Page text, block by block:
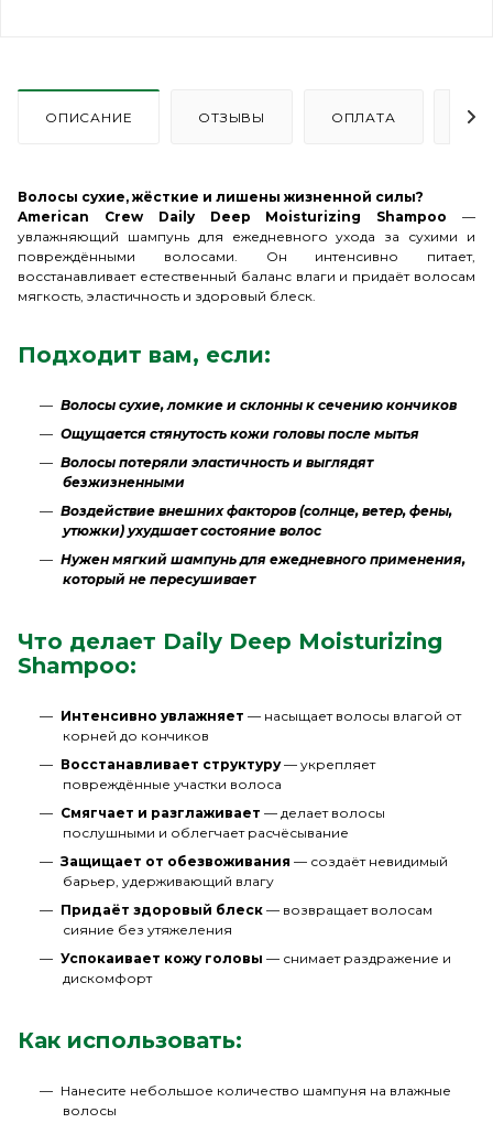
ОПИСАНИЕ ОТЗЫВЫ ОПЛАТА
Волосы сухие, жёсткие и лишены жизненной силы?
American Crew Daily Deep Moisturizing Shampoo —
увлажняющий шампунь для ежедневного ухода за сухими и
повреждёнными волосами. Он интенсивно питает,
восстанавливает естественный баланс влаги и придаёт волосам
мягкость, эластичность и здоровый блеск.
Подходит вам, если:
Волосы сухие, ломкие и склонны к сечению кончиков
Ощущается стянутость кожи головы после мытья
Волосы потеряли эластичность и выглядят
безжизненными
Воздействие внешних факторов (солнце, ветер, фены,
утюжки) ухудшает состояние волос
Нужен мягкий шампунь для ежедневного применения,
который не пересушивает
Что делает Daily Deep Moisturizing
Shampoo:
Интенсивно увлажняет — насыщает волосы влагой от
корней до кончиков
Восстанавливает структуру— укрепляет
повреждённые участки волоса
Смягчает и разглаживает — делает волосы
послушными и облегчает расчёсывание
Защищает от обезвоживания — создаёт невидимый
барьер, удерживающий влагу
Придаёт здоровый блеск — возвращает волосам
сияние без утяжеления
Успокаивает кожу головы — снимает раздражение и
дискомфорт
Как использовать:
Нанесите небольшое количество шампуня на влажные
волосы